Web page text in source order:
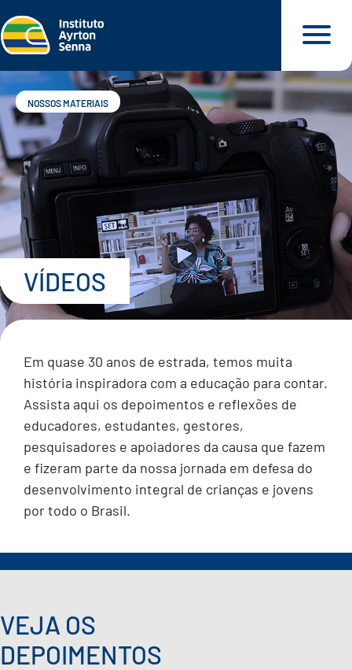
QUEM SOMOS
O QUE FAZEMOS
O QUE DEFENDEMOS
PARA VOCÊ
IMPRENSA
CONTATO
QUERO APOIAR
NOSSOS MATERIAIS
VÍDEOS
Em quase 30 anos de estrada, temos muita
história inspiradora com a educação para contar.
Assista aqui os depoimentos e reflexões de
educadores, estudantes, gestores,
pesquisadores e apoiadores da causa que fazem
e fizeram parte da nossa jornada em defesa do
desenvolvimento integral de crianças e jovens
por todo o Brasil.
VEJA OS
DEPOIMENTOS